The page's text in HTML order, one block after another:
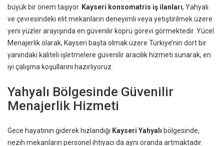
büyük bir önem taşıyor. Kayseri konsomatris iş ilanları, Yahyalı
ve çevresindeki elit mekanların deneyimli veya yetiştirilmek üzere
yeni yüzler arayışında en güvenilir köprü görevi görmektedir. Yücel
Menajerlik olarak, Kayseri başta olmak üzere Türkiye’nin dört bir
yanındaki kaliteli işletmelere güvenilir aracılık hizmeti sunarak, en
iyi çalışma koşullarını hazırlıyoruz.
Yahyalı Bölgesinde Güvenilir
Menajerlik Hizmeti
Gece hayatının giderek hızlandığı Kayseri Yahyalı bölgesinde,
nezih mekanların personel ihtiyacı da aynı oranda artmaktadır.